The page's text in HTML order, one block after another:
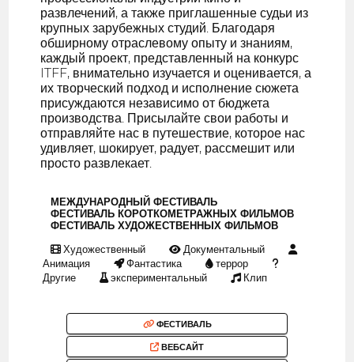
развлечений, а также приглашенные судьи из
крупных зарубежных студий. Благодаря
обширному отраслевому опыту и знаниям,
каждый проект, представленный на конкурс
ITFF, внимательно изучается и оценивается, а
их творческий подход и исполнение сюжета
присуждаются независимо от бюджета
производства. Присылайте свои работы и
отправляйте нас в путешествие, которое нас
удивляет, шокирует, радует, рассмешит или
просто развлекает.
МЕЖДУНАРОДНЫЙ ФЕСТИВАЛЬ
ФЕСТИВАЛЬ КОРОТКОМЕТРАЖНЫХ ФИЛЬМОВ
ФЕСТИВАЛЬ ХУДОЖЕСТВЕННЫХ ФИЛЬМОВ
Художественный
Документальный
Анимация
Фантастика
террор
Другие
экспериментальный Клип
ФЕСТИВАЛЬ
ВЕБСАЙТ